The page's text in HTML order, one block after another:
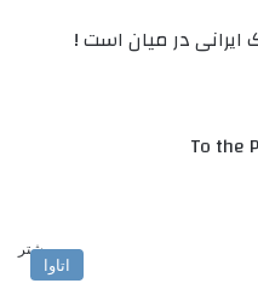
در میان است !
To the
بیشتر
اتاوا